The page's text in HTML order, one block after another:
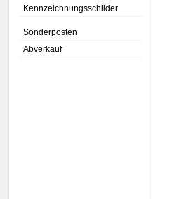
Kennzeichnungsschilder
Sonderposten
Abverkauf